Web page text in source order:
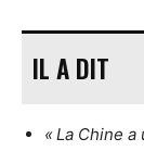
IL A DIT
« La Chine